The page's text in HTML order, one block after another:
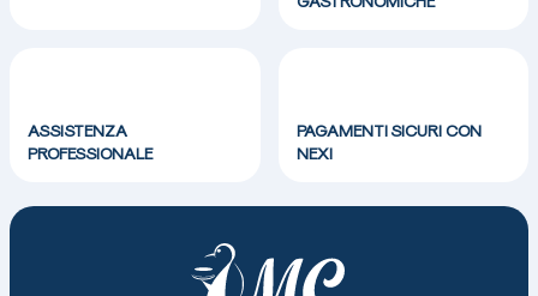
ASSISTENZA
PROFESSIONALE
PAGAMENTI SICURI CON
NEXI